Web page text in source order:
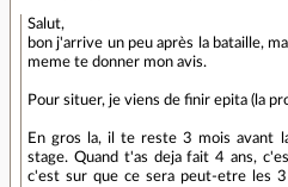
Salut,
bon j'arrive un peu après la bataille,
meme te donner mon avis.
Pour situer, je viens de finir epita (la
En gros la, il te reste 3 mois avant
stage. Quand t'as deja fait 4 ans,
c'est sur que ce sera peut-etre les